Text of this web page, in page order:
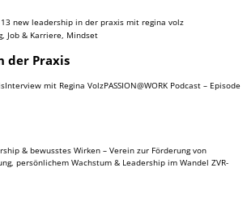
, Job & Karriere, Mindset
der Praxis
mit Regina VolzPASSION@WORK Podcast – Episode
& bewusstes Wirken – Verein zur Förderung von
persönlichem Wachstum & Leadership im Wandel ZVR-